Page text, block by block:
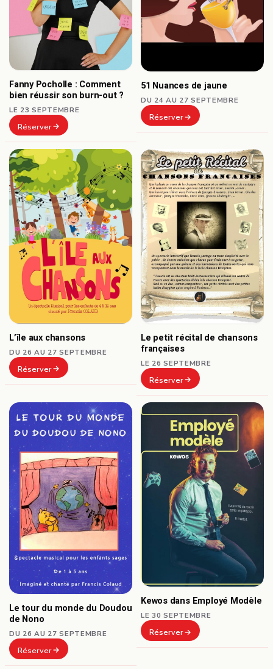
Fanny Pocholle : Comment
bien réussir son burn-out ?
LE 23 SEPTEMBRE
Réserver
51 Nuances de jaune
DU 24 AU 27 SEPTEMBRE
Réserver
L’île aux chansons
DU 26 AU 27 SEPTEMBRE
Réserver
Le petit récital de chansons
françaises
LE 26 SEPTEMBRE
Réserver
Le tour du monde du Doudou
de Nono
DU 26 AU 27 SEPTEMBRE
Réserver
Kewos dans Employé Modèle
LE 30 SEPTEMBRE
Réserver